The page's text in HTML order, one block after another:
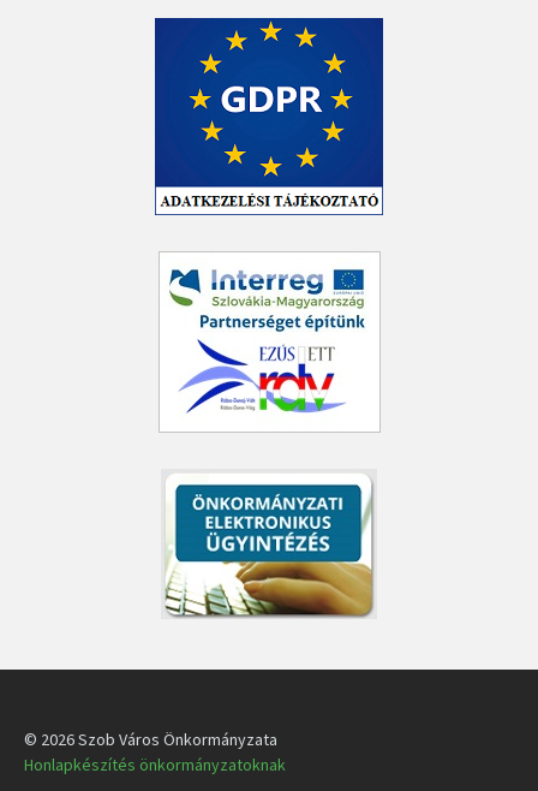
© 2026 Szob Város Önkormányzata
Honlapkészítés önkormányzatoknak